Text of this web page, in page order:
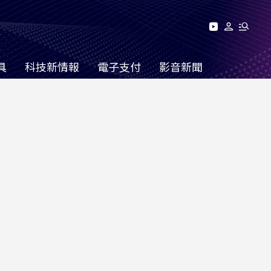
科技新情報 電子支付 影音新聞